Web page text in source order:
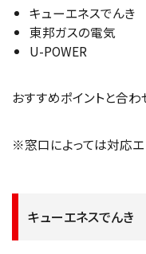
キューエネスでんき
東邦ガスの電気
U-POWER
おすすめポイントと合わ
※窓口によっては対応エ
キューエネスでんき